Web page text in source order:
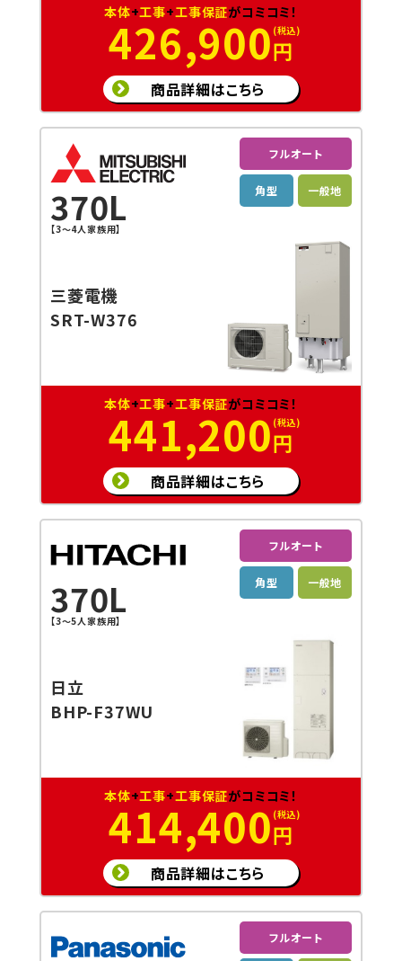
本体+工事+工事保証がコミコミ！
426,900円
商品詳細はこちら
370L
【3～4人家族用】
フルオート
角型 一般地
三菱電機
SRT-W376
本体+工事+工事保証がコミコミ！
441,200円
商品詳細はこちら
370L
【3～5人家族用】
フルオート
角型 一般地
日立
BHP-F37WU
本体+工事+工事保証がコミコミ！
414,400円
商品詳細はこちら
フルオート